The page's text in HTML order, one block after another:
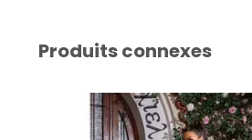
Produits connexes